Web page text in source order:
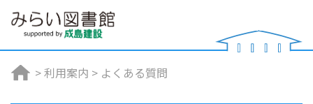
>利用案内 > よくある質問